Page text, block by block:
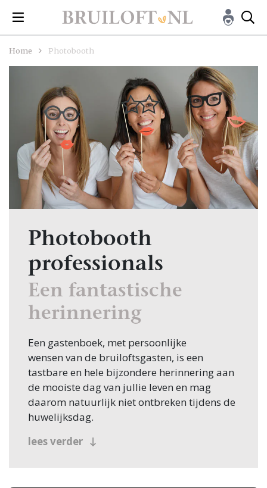
Home Photobooth
Photobooth
professionals
Een fantastische
herinnering
Een gastenboek, met persoonlijke
wensen van de bruiloftsgasten, is een
tastbare en hele bijzondere herinnering aan
de mooiste dag van jullie leven en mag
daarom natuurlijk niet ontbreken tijdens de
huwelijksdag.
Heel lang was een gastenboek niet veel meer
lees verder